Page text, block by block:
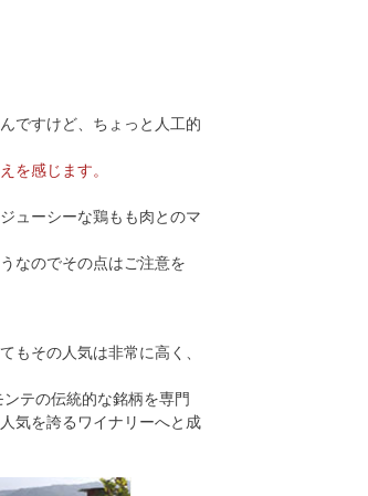
ですけど、ちょっと人工的
を感じます。
ューシーな鶏もも肉とのマ
なのでその点はご注意を
もその人気は非常に高く、
テの伝統的な銘柄を専門
気を誇るワイナリーへと成